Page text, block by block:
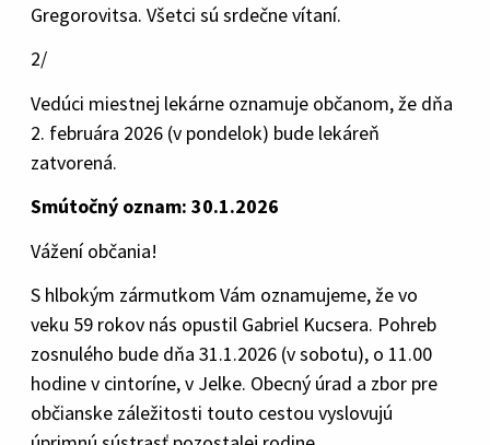
Gregorovitsa. Všetci sú srdečne vítaní.
2/
Vedúci miestnej lekárne oznamuje občanom, že dňa
2. februára 2026 (v pondelok) bude lekáreň
zatvorená.
Smútočný oznam: 30.1.2026
Vážení občania!
S hlbokým zármutkom Vám oznamujeme, že vo
veku 59 rokov nás opustil Gabriel Kucsera. Pohreb
zosnulého bude dňa 31.1.2026 (v sobotu), o 11.00
hodine v cintoríne, v Jelke. Obecný úrad a zbor pre
občianske záležitosti touto cestou vyslovujú